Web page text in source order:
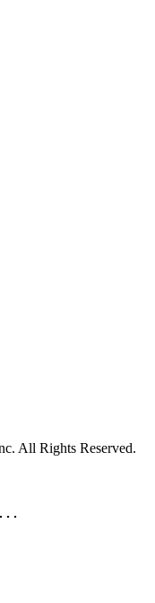
All Rights Reserved.
･